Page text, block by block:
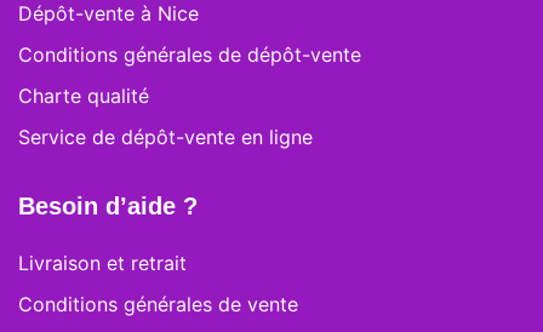
Dépôt-vente à Nice
Conditions générales de dépôt-vente
Charte qualité
Service de dépôt-vente en ligne
Besoin d’aide ?
Livraison et retrait
Conditions générales de vente